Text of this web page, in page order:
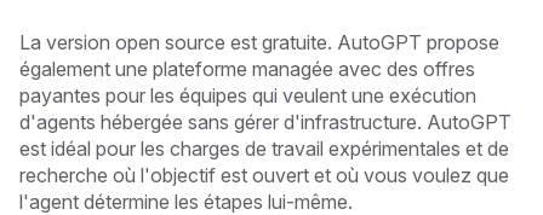
La version open source est gratuite. AutoGPT propose
également une plateforme managée avec des offres
payantes pour les équipes qui veulent une exécution
d'agents hébergée sans gérer d'infrastructure. AutoGPT
est idéal pour les charges de travail expérimentales et de
recherche où l'objectif est ouvert et où vous voulez que
l'agent détermine les étapes lui-même.